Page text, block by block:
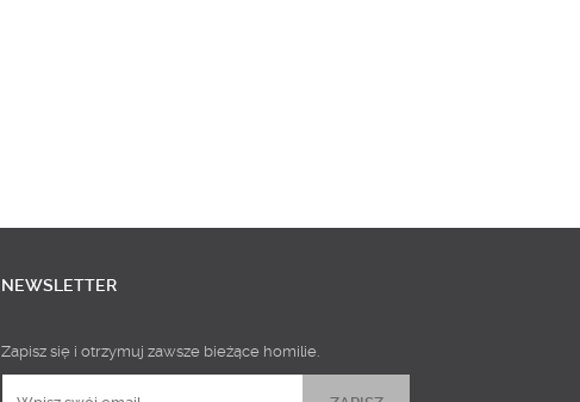
NEWSLETTER
Zapisz się i otrzymuj zawsze bieżące homilie.